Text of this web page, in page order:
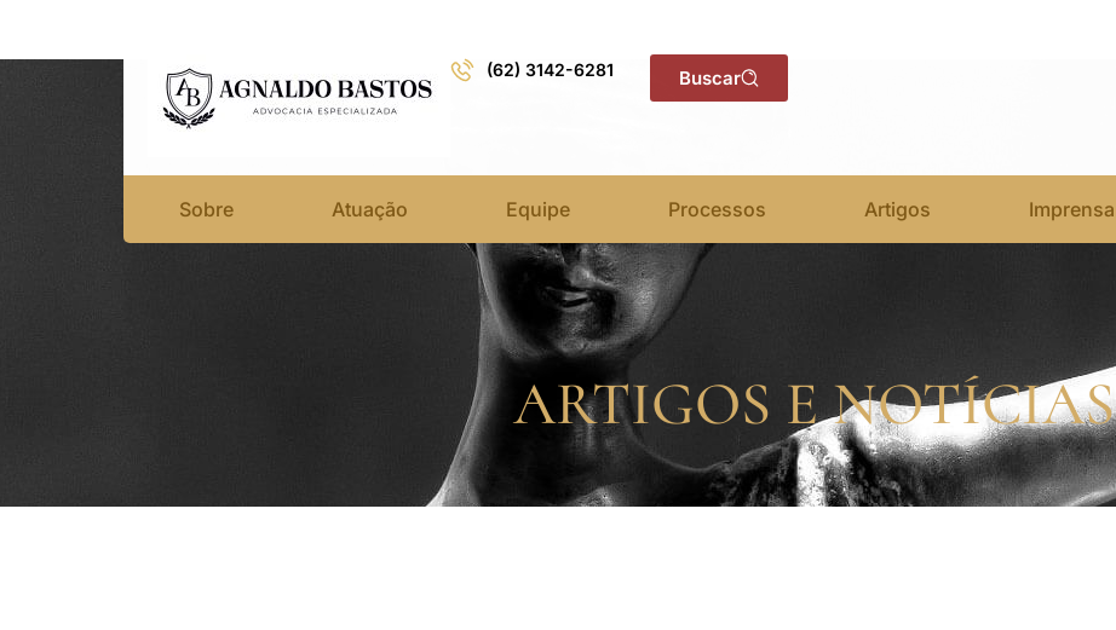
(62) 3142-6281 Buscar
Sobre Atuação Equipe Processos Artigos Imprensa
ARTIGOS E NOTÍCIAS